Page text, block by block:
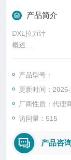
产品简介
DXL拉力计
概述
张力仪是测量丝网
张力的单位用牛顿
米张力仪就是用相
量使丝网下沉的深
盘上直接得到，
产品型号：
更新时间：
厂商性质：代理
访问量：515
产品咨